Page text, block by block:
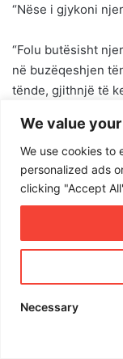
We value
We use cookies to
personalized ads
clicking "Accept
Necessary
“Nëse i gjykoni
“Folu butësisht
në buzëqeshjen
tënde, gjithnjë të
“Ne s’mund të
vogla me dashuri
“Nuk ka rëndësi
sa shumë dashuri
“Po prisja të isha
“Çfarë mund të